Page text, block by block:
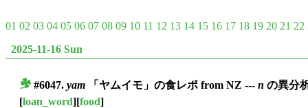
01 02 03 04 05 06 07 08 09 10 11 12 13 14 15 16 17 18 19 20 21 22
2025-11-16 Sun
#6047. yam 「ヤムイモ」の食レポ from NZ --- n の異分
[loan_word][food]